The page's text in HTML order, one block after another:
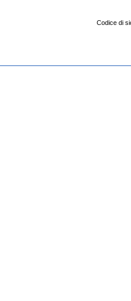
Codice di